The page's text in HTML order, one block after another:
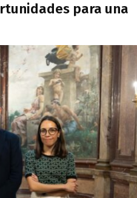
para una